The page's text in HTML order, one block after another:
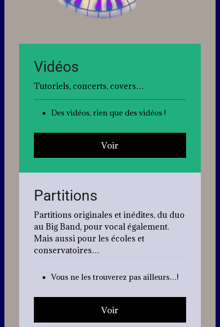
Vidéos
Tutoriels, concerts, covers…
Des vidéos, rien que des vidéos !
Voir
Partitions
Partitions originales et inédites, du duo
au Big Band, pour vocal également.
Mais aussi pour les écoles et
conservatoires…
Vous ne les trouverez pas ailleurs…!
Voir